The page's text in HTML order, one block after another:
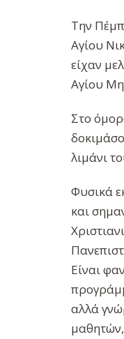
Την
Αγίου
είχαν
Αγίου
Στο
λιμάνι
Φυσικά
και
Είναι
αλλά